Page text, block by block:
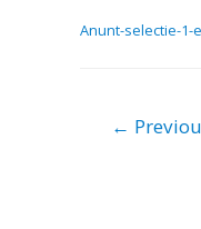
Anunt-selectie-1-
Navigare
←